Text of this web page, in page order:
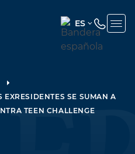
ES
ENGLISH
SPANISH
EXRESIDENTES SE SUMAN A
TEEN CHALLENGE